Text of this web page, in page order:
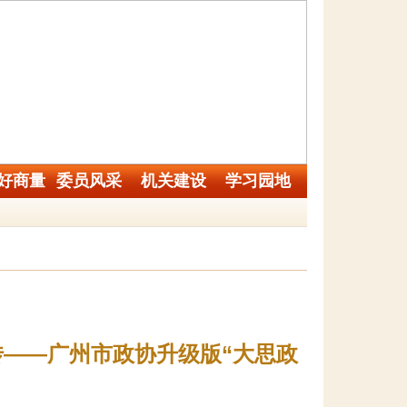
商量 委员风采 机关建设 学习园地
——广州市政协升级版“大思政